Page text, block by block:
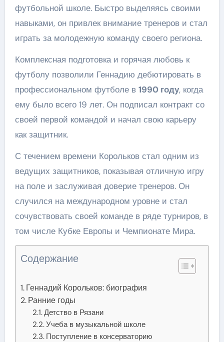
футбольной школе. Быстро выделяясь своими
навыками, он привлек внимание тренеров и стал
играть за молодежную команду своего региона.
Комплексная подготовка и горячая любовь к
футболу позволили Геннадию дебютировать в
профессиональном футболе в 1990 году, когда
ему было всего 19 лет. Он подписал контракт со
своей первой командой и начал свою карьеру
как защитник.
С течением времени Корольков стал одним из
ведущих защитников, показывая отличную игру
на поле и заслуживая доверие тренеров. Он
случился на международном уровне и стал
сочувствовать своей команде в ряде турниров, в
том числе Кубке Европы и Чемпионате Мира.
Содержание
Геннадий Корольков: биография
Ранние годы
Детство в Рязани
Учеба в музыкальной школе
Поступление в консерваторию